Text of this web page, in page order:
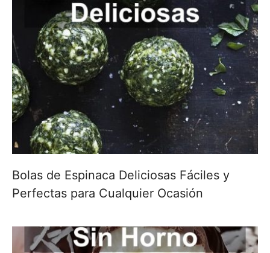
Bolas de Espinaca Deliciosas Fáciles y
Perfectas para Cualquier Ocasión